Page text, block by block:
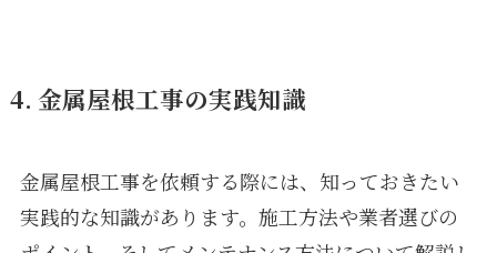
4. 金属屋根工事の実践知識
金属屋根工事を依頼する際には、知っておきたい
実践的な知識があります。施工方法や業者選びの